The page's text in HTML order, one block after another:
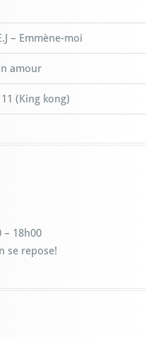
– Emmène-moi
amour
11 (King kong)
– 18h00
se repose!